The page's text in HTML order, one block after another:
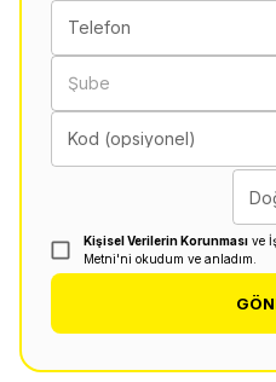
Telefon
Şube
Kod (opsiyonel)
Kişisel Verilerin Korunması ve
Metni'ni okudum ve anladım.